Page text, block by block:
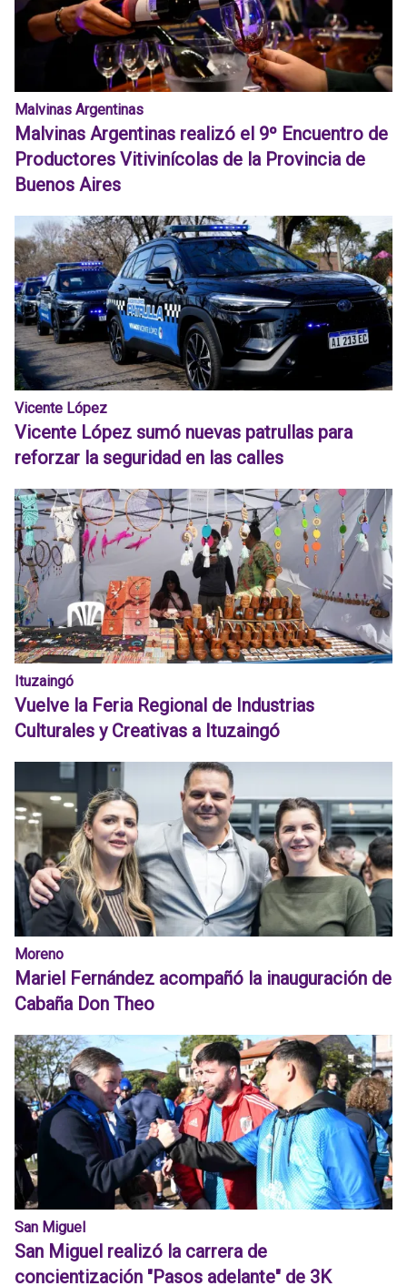
Malvinas Argentinas
Malvinas Argentinas realizó el 9º Encuentro de
Productores Vitivinícolas de la Provincia de
Buenos Aires
Vicente López
Vicente López sumó nuevas patrullas para
reforzar la seguridad en las calles
Ituzaingó
Vuelve la Feria Regional de Industrias
Culturales y Creativas a Ituzaingó
Moreno
Mariel Fernández acompañó la inauguración de
Cabaña Don Theo
San Miguel
San Miguel realizó la carrera de
concientización "Pasos adelante" de 3K